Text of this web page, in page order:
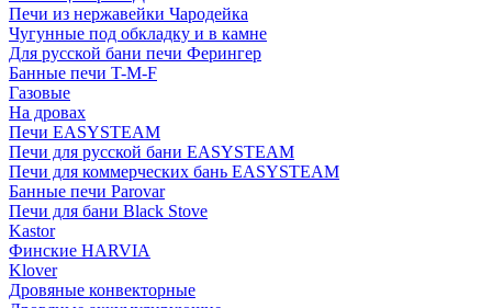
Печи из нержавейки Чародейка
Чугунные под обкладку и в камне
Для русской бани печи Ферингер
Банные печи T-M-F
Газовые
На дровах
Печи EASYSTEAM
Печи для русской бани EASYSTEAM
Печи для коммерческих бань EASYSTEAM
Банные печи Parovar
Печи для бани Black Stove
Kastor
Финские HARVIA
Klover
Дровяные конвекторные